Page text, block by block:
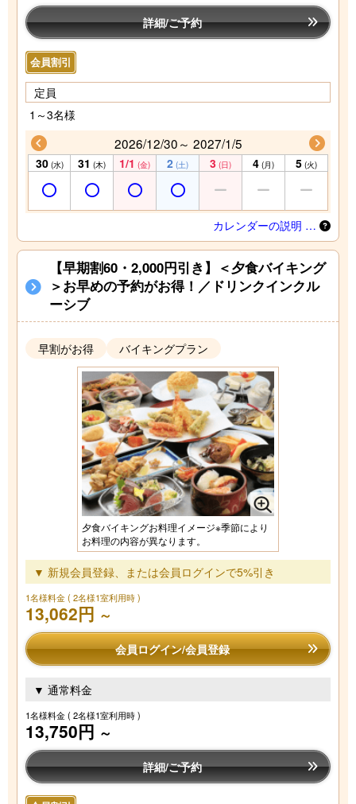
詳細/ご予約
会員割引
定員
1～3名様
2026/12/30～ 2027/1/5
30 (水) 31 (木) 1/1 (金) 2 (土) 3 (日) 4 (月) 5 (火)
カレンダーの説明 …
【早期割60・2,000円引き】＜夕食バイキング
＞お早めの予約がお得！／ドリンクインクル
ーシブ
早割がお得 バイキングプラン
夕食バイキングお料理イメージ※季節により
お料理の内容が異なります。
▼ 新規会員登録、または会員ログインで5%引き
1名様料金( 2名様1室利用時 )
13,062円 ～
会員ログイン/会員登録
▼ 通常料金
1名様料金( 2名様1室利用時 )
13,750円 ～
詳細/ご予約